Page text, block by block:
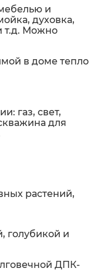
и
духовка,
т.д. Можно
в доме тепло
газ, свет,
для
растений,
голубикой и
ДПК-